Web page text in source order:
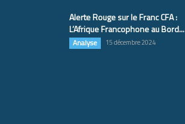
Alerte Rouge sur le Franc CFA :
L’Afrique Francophone au Bord...
Analyse 15 décembre 2024